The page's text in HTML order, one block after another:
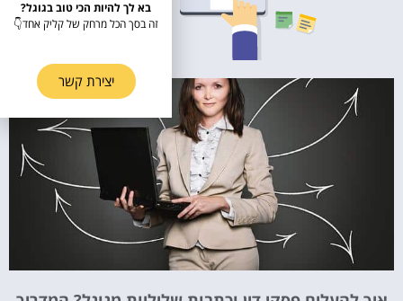
בא לך להיות הכי טוב בגוגל?
זה בסך הכל מרחק של קליק אחד👇
יצירת קשר